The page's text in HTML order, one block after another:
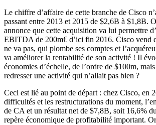
Le chiffre d’affaire de cette branche de Cisco
passant entre 2013 et 2015 de $2,6B à $1,8B.
annonce que cette acquisition va lui permettre
EBITDA de 200m€ d’ici fin 2016. Cisco vend
ne va pas, qui plombe ses comptes et
va améliorer la rentabilité de son activité ! Il
économies d’échelle, de l’ordre de $100m,
redresser une activité qui n’allait pas bien ?
Ceci est lié au point de départ : chez Cisco, en
difficultés et les restructurations du moment,
de CA et un résultat net de $7,8B, soit 16,6%
repère économique de profitabilité important.